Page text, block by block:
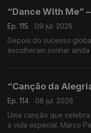
“Dance With Me”
Ep. 115
09 jul. 2026
Depois do sucesso
escolheram sonhar
“Canção da
Ep. 114
08 jul. 2026
Uma canção que
a vida especial. Marco